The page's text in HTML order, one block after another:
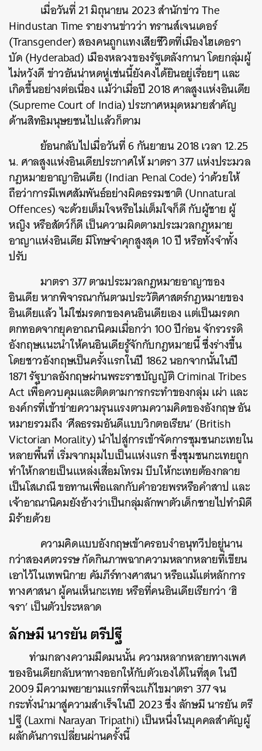
เมื่อวันที่ 21 มิถุนายน 2023 สำนักข่าว The
Hindustan Time รายงานข่าวว่า ทรานส์เจนเดอร์
(Transgender) สองคนถูกแทงเสียชีวิตที่เมืองไฮเดอรา
บัด (Hyderabad) เมืองหลวงของรัฐเตลังกานา โดยกลุ่มผู้
ไม่หวังดี ข่าวอันน่าหดหู่เช่นนี้ยังคงได้ยินอยู่เรื่อยๆ และ
เกิดขึ้นอย่างต่อเนื่อง แม้ว่าเมื่อปี 2018 ศาลสูงแห่งอินเดีย
(Supreme Court of India) ประกาศหมุดหมายสำคัญ
ด้านสิทธิมนุษยชนไปแล้วก็ตาม
ย้อนกลับไปเมื่อวันที่ 6 กันยายน 2018 เวลา 12.25
น. ศาลสูงแห่งอินเดียประกาศให้ มาตรา 377 แห่งประมวล
กฎหมายอาญาอินเดีย (Indian Penal Code) ว่าด้วยให้
ถือว่าการมีเพศสัมพันธ์อย่างผิดธรรมชาติ (Unnatural
Offences) จะด้วยเต็มใจหรือไม่เต็มใจก็ดี กับผู้ชาย ผู้
หญิง หรือสัตว์ก็ดี เป็นความผิดตามประมวลกฎหมาย
อาญาแห่งอินเดีย มีโทษจำคุกสูงสุด 10 ปี หรือทั้งจำทั้ง
ปรับ
มาตรา 377 ตามประมวลกฎหมายอาญาของ
อินเดีย หากพิจารณากันตามประวัติศาสตร์กฎหมายของ
อินเดียแล้ว ไม่ใช่มรดกของคนอินเดียเอง แต่เป็นมรดก
ตกทอดจากยุคอาณานิคมเมื่อกว่า 100 ปีก่อน จักรวรรดิ
อังกฤษแนะนำให้คนอินเดียรู้จักกับกฎหมายนี้ ซึ่งร่างขึ้น
โดยชาวอังกฤษเป็นครั้งแรกในปี 1862 นอกจากนั้นในปี
1871 รัฐบาลอังกฤษผ่านพระราชบัญญัติ Criminal Tribes
Act เพื่อควบคุมและติดตามการกระทำของกลุ่ม เผ่า และ
องค์กรที่เข้าข่ายความรุนแรงตามความคิดของอังกฤษ อัน
หมายรวมถึง ‘ศีลธรรมอันดีแบบวิกตอเรียน’ (British
Victorian Morality) นำไปสู่การเข้าจัดการชุมชนกะเทยใน
หลายพื้นที่ เริ่มจากมุมไบเป็นแห่งแรก ซึ่งชุมชนกะเทยถูก
ทำให้กลายเป็นแหล่งเสื่อมโทรม บีบให้กะเทยต้องกลาย
เป็นโสเภณี ขอทานเพื่อแลกกับคำอวยพรหรือคำสาป และ
เจ้าอาณานิคมยังอ้างว่าเป็นกลุ่มลักพาตัวเด็กชายไปทำมิดี
มิร้ายด้วย
ความคิดแบบอังกฤษเข้าครอบงำอนุทวีปอยู่นาน
กว่าสองศตวรรษ กัดกินภาพฉากความหลากหลายที่เขียน
เอาไว้ในเทพนิกาย คัมภีร์ทางศาสนา หรือแม้แต่หลักการ
ทางศาสนา ผู้คนเห็นกะเทย หรือที่คนอินเดียเรียกว่า ‘ฮิ
จรา’ เป็นตัวประหลาด
ลักษมี นารยัน ตรีปฐี
ท่ามกลางความมืดมนนั้น ความหลากหลายทางเพศ
ของอินเดียกลับหาทางออกให้กับตัวเองได้ในที่สุด ในปี
2009 มีความพยายามแรกที่จะแก้ไขมาตรา 377 จน
กระทั่งนำมาสู่ความสำเร็จในปี 2023 ซึ่ง ลักษมี นารยัน ตรี
ปฐี (Laxmi Narayan Tripathi) เป็นหนึ่งในบุคคลสำคัญผู้
ผลักดันการเปลี่ยนผ่านครั้งนี้